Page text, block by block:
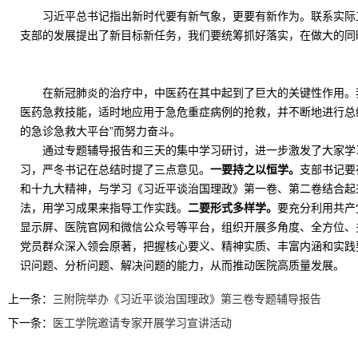
习近平总书记指出新时代要有新气象，更要有新作为。联系实
支部的发展提出了新目标新任务，我们要统筹抓好落实，在做大的
在新冠肺炎的治疗中，中医药在其中起到了巨大的关键性作用
医药急救技能，适时地应用于急危重症病例的抢救，并不断地进行
的急诊急救大平台”而努力奋斗。
通过专题辅导报告和三天的集中学习研讨，进一步激发了大家
习，严冬书记在总结时提了三点意见。 一要持之以恒学。 支部书记
和十九大精神，与学习《习近平谈治国理政》第一卷、第二卷结合
法，用学习成果来指导工作实践。 二要形式多样学。 要充分利用共
显示屏、医院官网和微信公众号等平台，组织开展多角度、全方位
党员群众深入领会原著，把握核心要义、精神实质、丰富内涵和实
识问题、分析问题、解决问题的能力，从而推动医院高质量发展。
上一条： 三附院举办《习近平谈治国理政》第三卷专题辅导报告
下一条：
医工学院邀请专家开展学习宣讲活动